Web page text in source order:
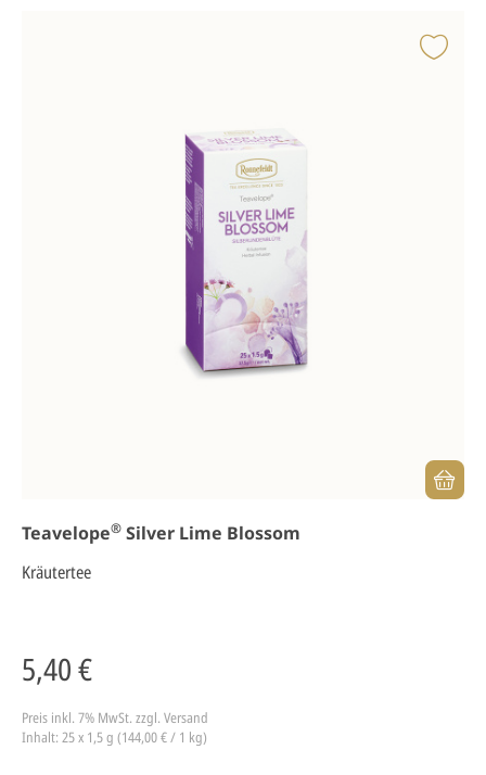
Teavelope® Silver Lime Blossom
Kräutertee
5,40 €
Preis inkl. 7% MwSt. zzgl. Versand
Inhalt: 25 x 1,5 g (144,00 € / 1 kg)